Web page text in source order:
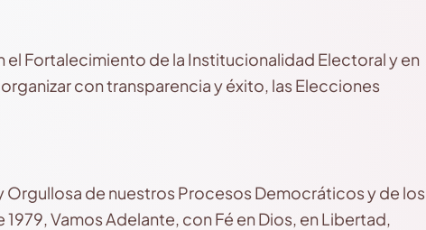
el Fortalecimiento de la Institucionalidad Electoral y en
con transparencia y éxito, las Elecciones
Orgullosa de nuestros Procesos Democráticos y de los
Vamos Adelante, con Fé en Dios, en Libertad,